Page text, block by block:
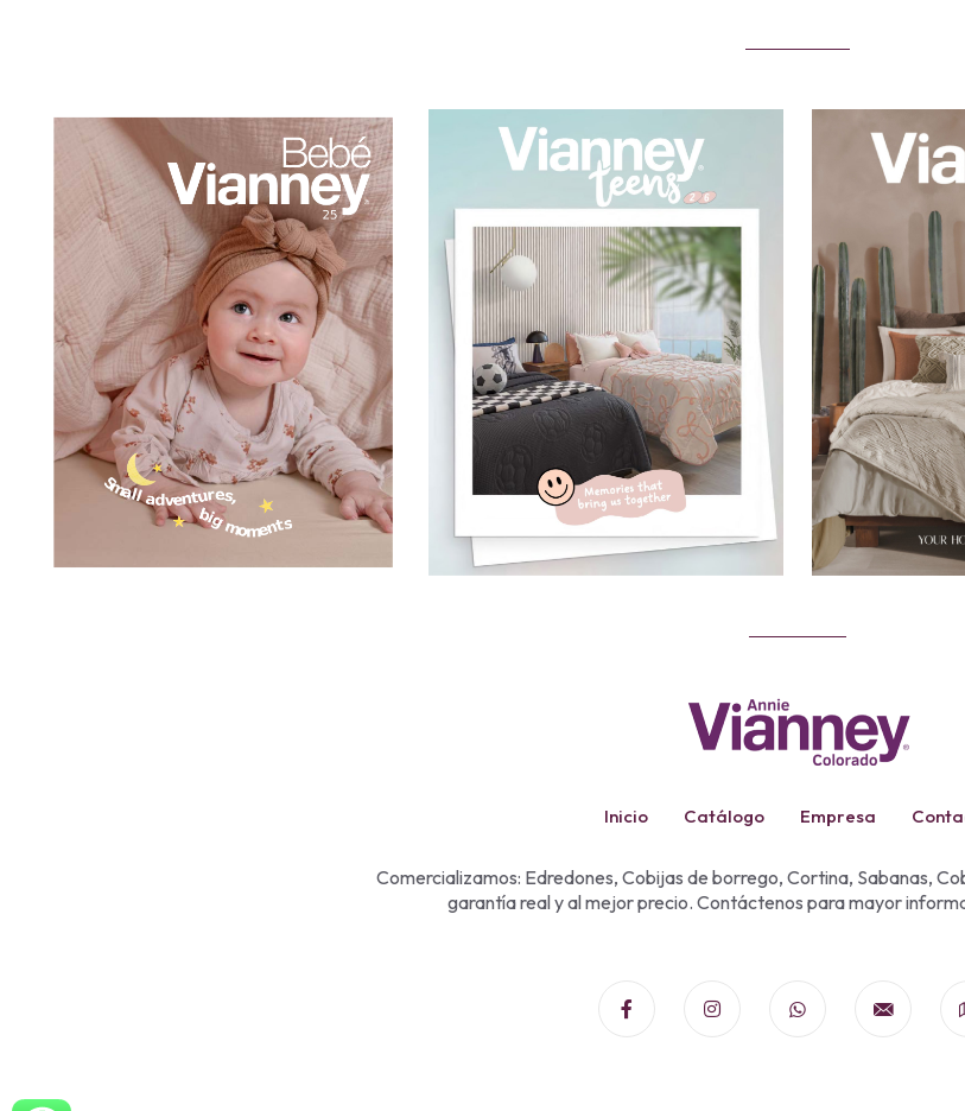
Inicio Catálogo Empresa
Comercializamos: Edredones, Cobijas de borrego, Cortina, Sabanas,
garantía real y al mejor precio. Contáctenos para mayor